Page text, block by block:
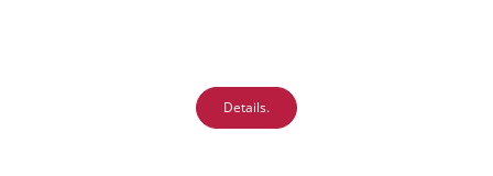
Details.